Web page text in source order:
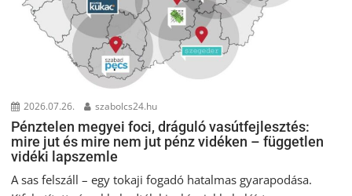
2026.07.26. szabolcs24.hu
Pénztelen megyei foci, dráguló vasútfejlesztés:
mire jut és mire nem jut pénz vidéken – független
vidéki lapszemle
A sas felszáll – egy tokaji fogadó hatalmas gyarapodása.